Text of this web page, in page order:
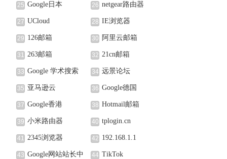
25 Google日本 26 netgear路由器
27 UCloud 28 IE浏览器
29 126邮箱 30 阿里云邮箱
31 263邮箱 32 21cn邮箱
33 Google 学术搜索 34 远景论坛
35 亚马逊云 36 Google德国
37 Google香港 38 Hotmail邮箱
39 小米路由器 40 tplogin.cn
41 2345浏览器 42 192.168.1.1
43 Google网站站长中
44 TikTok